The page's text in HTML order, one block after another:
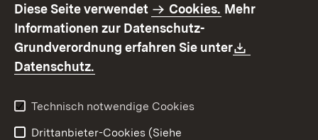
Benutzungshinweise
Erklärung zur
Barrierefreiheit
Kontakt
Fehlerhaften Link melden
Diese Seite verwendet Cookies. Mehr
Informationen zur Datenschutz-
Grundverordnung erfahren Sie unter
Datenschutz.
Technisch notwendige Cookies
Drittanbieter-Cookies (Siehe